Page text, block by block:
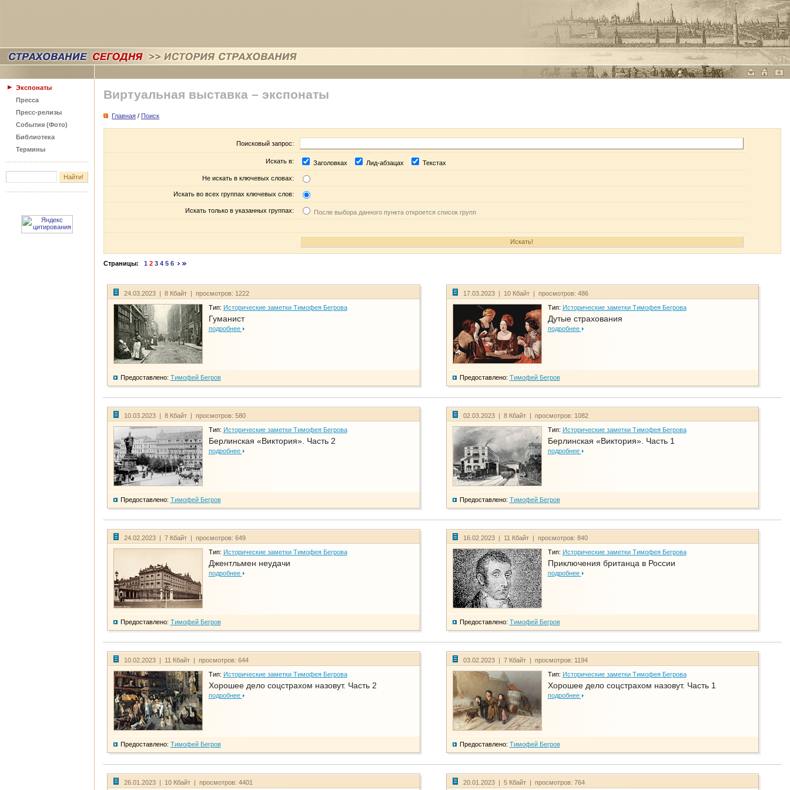
Экспонаты
Пресса
Пресс-релизы
События (Фото)
Библиотека
Термины
Виртуальная выставка – экспонаты
Главная / Поиск
Поисковый запрос:
Искать в: Заголовках Лид-абзацах Текстах
Не искать в ключевых словах:
Искать во всех группах ключевых слов:
Искать только в указанных группах: После выбора данного пункта откроется список групп
Страницы: 1 2 3 4 5 6
24.03.2023 | 8 Кбайт | просмотров: 1222
Тип: Исторические заметки Тимофея Бегрова
Гуманист
подробнее
Предоставлено: Тимофей Бегров
17.03.2023 | 10 Кбайт | просмотров: 486
Тип: Исторические заметки Тимофея Бегрова
Дутые страхования
подробнее
Предоставлено: Тимофей Бегров
10.03.2023 | 8 Кбайт | просмотров: 580
Тип: Исторические заметки Тимофея Бегрова
Берлинская «Виктория». Часть 2
подробнее
Предоставлено: Тимофей Бегров
02.03.2023 | 8 Кбайт | просмотров: 1082
Тип: Исторические заметки Тимофея Бегрова
Берлинская «Виктория». Часть 1
подробнее
Предоставлено: Тимофей Бегров
24.02.2023 | 7 Кбайт | просмотров: 649
Тип: Исторические заметки Тимофея Бегрова
Джентльмен неудачи
подробнее
Предоставлено: Тимофей Бегров
16.02.2023 | 11 Кбайт | просмотров: 840
Тип: Исторические заметки Тимофея Бегрова
Приключения британца в России
подробнее
Предоставлено: Тимофей Бегров
10.02.2023 | 11 Кбайт | просмотров: 644
Тип: Исторические заметки Тимофея Бегрова
Хорошее дело соцстрахом назовут. Часть 2
подробнее
Предоставлено: Тимофей Бегров
03.02.2023 | 7 Кбайт | просмотров: 1194
Тип: Исторические заметки Тимофея Бегрова
Хорошее дело соцстрахом назовут. Часть 1
подробнее
Предоставлено: Тимофей Бегров
26.01.2023 | 10 Кбайт | просмотров: 4401 20.01.2023 | 5 Кбайт | просмотров: 764